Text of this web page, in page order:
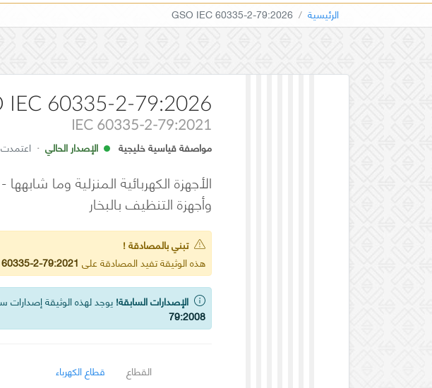
الرئيسية GSO IEC 60335-2-79:2026
IEC 60335-2-79:2026
IEC 60335-2-79:2021
مواصفة قياسية خليجية الإصدار الحالي · اعتمدت
وأجهزة التنظيف بالبخار
تبني بالمصادقة !
هذه الوثيقة تفيد المصادقة على 2-79:2021
الإصدارات السابقة! يوجد لهذه الوثيقة إصدارات
79:2008
القطاع
قطاع الكهرباء